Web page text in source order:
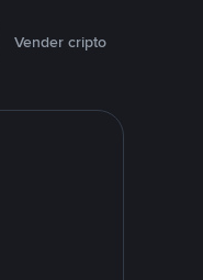
Vender cripto